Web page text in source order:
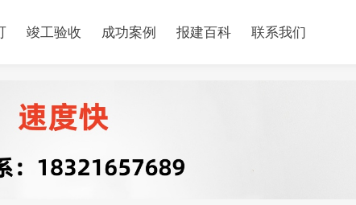
竣工验收 成功案例 报建百科 联系我们